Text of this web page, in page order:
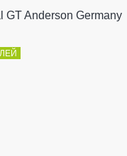
GT Anderson Germany